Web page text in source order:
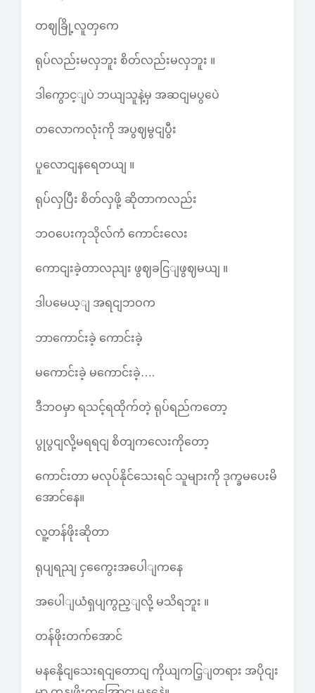
တဈခြို့လူတှကေ
ရုပ်လည်းမလှဘူး စိတ်လည်းမလှဘူး ။
ဒါကွောင့ျပဲ ဘယျသူနဲ့မှ အဆငျမပွပေဲ
တလောကလုံးကို အပွဈမွငျပွီး
ပူလောငျနရေတယျ ။
ရုပ်လှပြီး စိတ်လှဖို့ ဆိုတာကလည်း
ဘဝပေးကုသိုလ်ကံ ကောင်းလေး
ကောငျးခဲ့တာလညျး ဖွဈခငြျဖွဈမယျ ။
ဒါပမေယ့ျ အရငျဘဝက
ဘာကောင်းခဲ့ ကောင်းခဲ့
မကောင်းခဲ့ မကောင်းခဲ့….
ဒီဘဝမှာ ရသင့်ရထိုက်တဲ့ ရုပ်ရည်ကတော့
ပွုပွငျလို့မရရငျ စိတျကလေးကိုတော့
ကောင်းတာ မလုပ်နိုင်သေးရင် သူများကို ဒုက္ခမပေးမိ
အောင်နေ။
လူ့တန်ဖိုးဆိုတာ
ရုပျရညျ ငှကွေေးအပေါျကနေ
အပေါျယံရှပျကွည့ျလို့ မသိရဘူး ။
တန်ဖိုးတက်အောင်
မနနေိုငျသေးရငျတောငျ ကိုယျကငြ့ျတရား အပိုငျး